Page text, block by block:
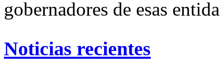
gobernadores de esas
Noticias recientes